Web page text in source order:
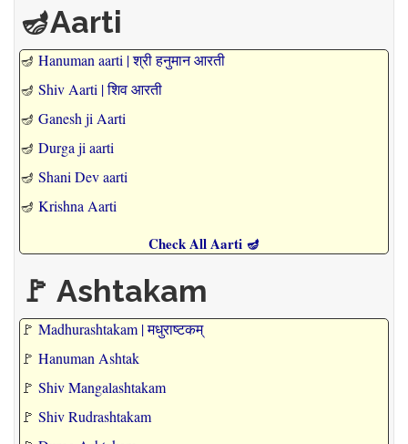
🪔Aarti
🪔 Hanuman aarti | श्री हनुमान आरती
🪔 Shiv Aarti | शिव आरती
🪔 Ganesh ji Aarti
🪔 Durga ji aarti
🪔 Shani Dev aarti
🪔 Krishna Aarti
Check All Aarti 🪔
🚩 Ashtakam
🚩 Madhurashtakam | मधुराष्टकम्
🚩 Hanuman Ashtak
🚩 Shiv Mangalashtakam
🚩 Shiv Rudrashtakam